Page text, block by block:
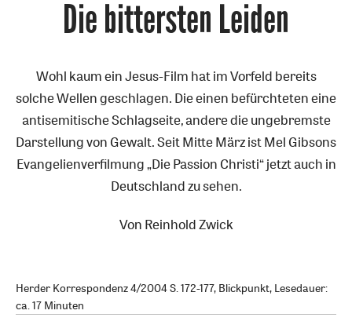
:
Die bittersten Leiden
Wohl kaum ein Jesus-Film hat im Vorfeld bereits
solche Wellen geschlagen. Die einen befürchteten eine
antisemitische Schlagseite, andere die ungebremste
Darstellung von Gewalt. Seit Mitte März ist Mel Gibsons
Evangelienverfilmung „Die Passion Christi“ jetzt auch in
Deutschland zu sehen.
Von Reinhold Zwick
Herder Korrespondenz 4/2004 S. 172-177, Blickpunkt, Lesedauer:
ca. 17 Minuten